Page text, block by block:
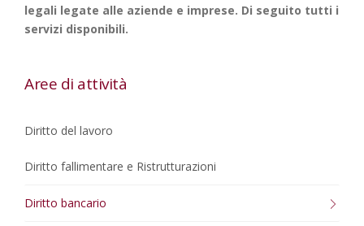
legali legate alle aziende e imprese. Di seguito tutti i
servizi disponibili.
Aree di attività
Diritto del lavoro
Diritto fallimentare e Ristrutturazioni
Diritto bancario